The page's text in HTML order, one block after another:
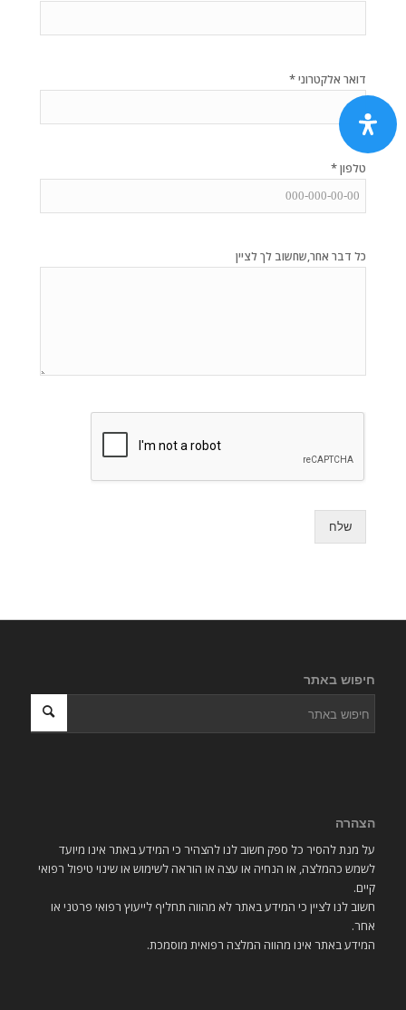
דואר אלקטרוני*
טלפון*
כל דבר אחר,שחשוב לך לציין
שלח
חיפוש באתר
הצהרה
על מנת להסיר כל ספק חשוב לנו להצהיר כי המידע באתר אינו מיועד
לשמש כהמלצה, או הנחיה או עצה או הוראה לשימוש או שינוי טיפול רפואי
קיים.
חשוב לנו לציין כי המידע באתר לא מהווה תחליף לייעוץ רפואי פרטני או
אחר.
המידע באתר אינו מהווה המלצה רפואית מוסמכת.